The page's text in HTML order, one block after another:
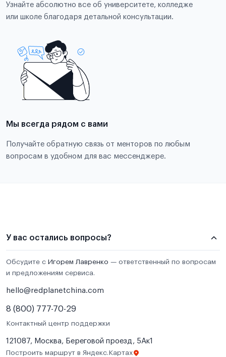
Узнайте абсолютно все об университете, колледже
или школе благодаря детальной консультации.
Мы всегда рядом с вами
Получайте обратную связь от менторов по любым
вопросам в удобном для вас мессенджере.
У вас остались вопросы?
Обсудите с Игорем Лавренко — ответственный по вопросам
и предложениям сервиса.
hello@redplanetchina.com
8 (800) 777-70-29
Контактный центр поддержки
121087, Москва, Береговой проезд, 5Ак1
Построить маршрут в Яндекс.Картах